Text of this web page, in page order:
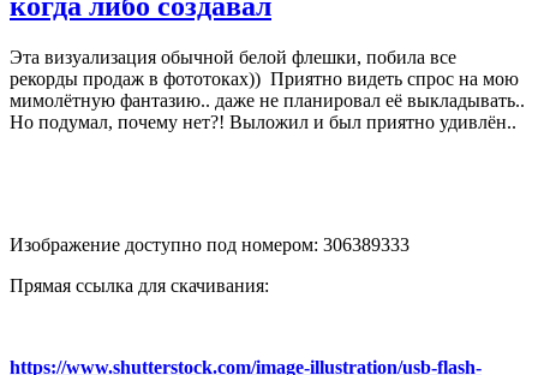
Эта визуализация обычной белой флешки, побила все
рекорды продаж в фототоках)) Приятно видеть спрос на мою
мимолётную фантазию.. даже не планировал её выкладывать..
Но подумал, почему нет?! Выложил и был приятно удивлён..
Изображение доступно под номером: 306389333
Прямая ссылка для скачивания:
https://www.shutterstock.com/image-illustration/usb-flash-